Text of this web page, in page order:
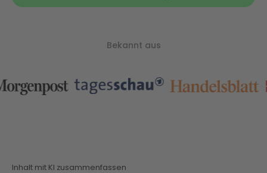
Bekannt aus
Inhalt mit KI zusammenfassen